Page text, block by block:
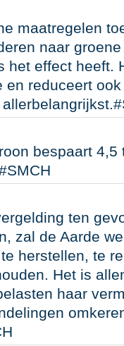
maatregelen
naar
het effect heeft.
reduceert
bespaart 4,5
ten
zal de Aarde
herstellen, te
Het is
haar